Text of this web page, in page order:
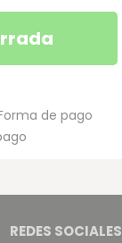
REDES SOCIALES